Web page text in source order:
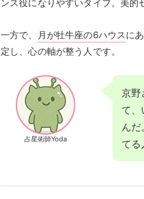
ンス役になりやすいタイプ。美
一方で、 月が牡牛座の6ハウスに
定し、心の軸が整う人です。
占星術師Yoda
京野
て、
んだ
てる